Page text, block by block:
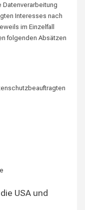
Datenverarbeitung
Interesses nach
im Einzelfall
folgenden Absätzen
USA und